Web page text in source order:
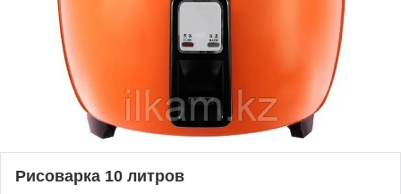
Рисоварка 10 литров